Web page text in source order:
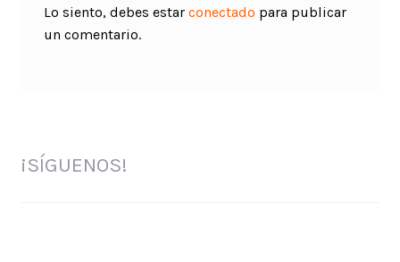
Lo siento, debes estar conectado para publicar
un comentario.
¡SÍGUENOS!